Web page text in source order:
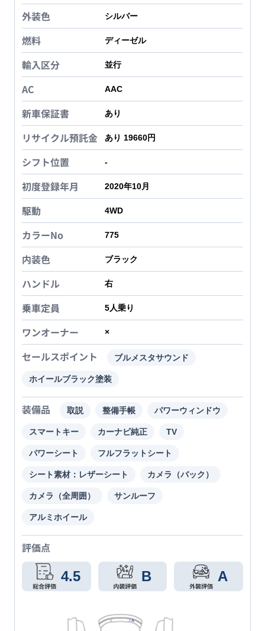
外装色 シルバー
燃料 ディーゼル
輸入区分 並行
AC AAC
新車保証書 あり
リサイクル預託金 あり 19660円
シフト位置 -
初度登録年月 2020年10月
駆動 4WD
カラーNo 775
内装色 ブラック
ハンドル 右
乗車定員 5人乗り
ワンオーナー ×
セールスポイント ブルメスタサウンド
ホイールブラック塗装
装備品 取説 整備手帳 パワーウィンドウ
スマートキー カーナビ純正 TV
パワーシート フルフラットシート
シート素材：レザーシート カメラ（バック）
カメラ（全周囲） サンルーフ
アルミホイール
評価点
4.5 B A